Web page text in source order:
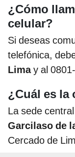
¿Cómo
celular?
Si deseas
telefónica,
Limay al
¿Cuál es la
La sede
Garcilaso de
Cercado de